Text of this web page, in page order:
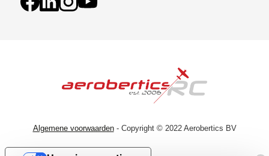
Algemene voorwaarden - Copyright © 2022 Aerobertics BV